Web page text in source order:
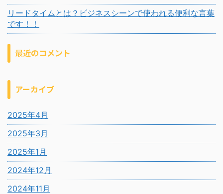
リードタイムとは？ビジネスシーンで使われる便利な言葉
です！！
最近のコメント
アーカイブ
2025年4月
2025年3月
2025年1月
2024年12月
2024年11月